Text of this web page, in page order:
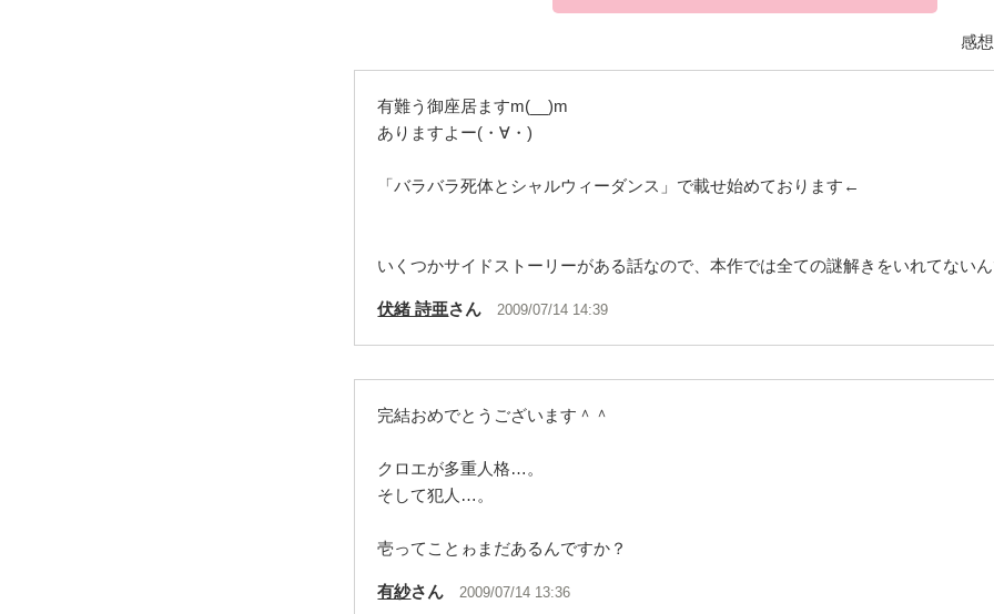
感
有難う御座居ますm(__)m
ありますよー(・∀・)
「バラバラ死体とシャルウィーダンス」で載せ始めております←
いくつかサイドストーリーがある話なので、本作では全ての謎解きをいれてない
伏緒 詩亜さん 2009/07/14 14:39
完結おめでとうございます＾＾
クロエが多重人格…。
そして犯人…。
壱ってことゎまだあるんですか？
有紗さん 2009/07/14 13:36